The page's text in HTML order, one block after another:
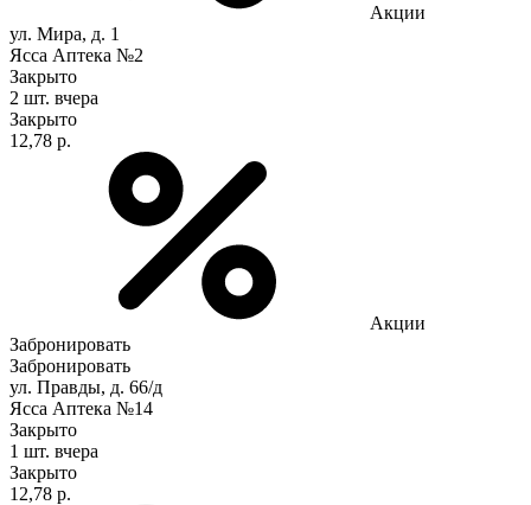
Акции
ул. Мира, д. 1
Ясса Аптека №2
Закрыто
2 шт. вчера
Закрыто
12,78 р.
Акции
Забронировать
Забронировать
ул. Правды, д. 66/д
Ясса Аптека №14
Закрыто
1 шт. вчера
Закрыто
12,78 р.